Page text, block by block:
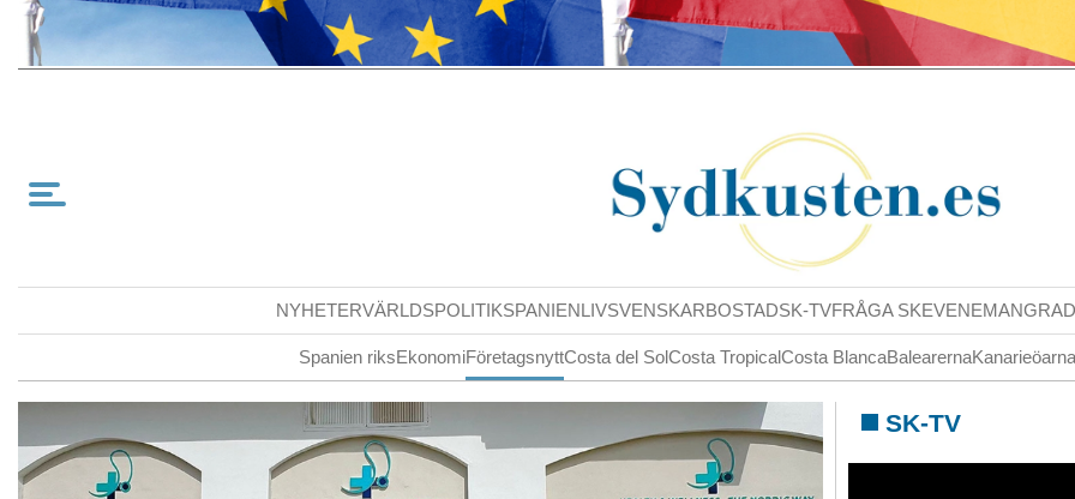
NYHETERVÄRLDSPOLITIKSPANIENLIVSVENSKARBOSTADSK-TVFRÅGA SKEVENEMANG
Spanien riksEkonomiFöretagsnyttCosta del SolCosta TropicalCosta BlancaBalearerna
SK-TV